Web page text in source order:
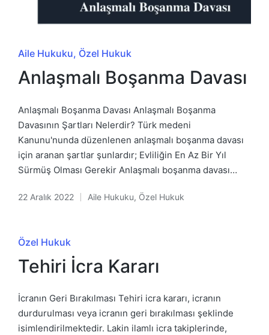
Posted
in
Aile Hukuku Özel Hukuk
Anlaşmalı Boşanma Davası
Anlaşmalı Boşanma Davası Anlaşmalı Boşanma
Davasının Şartları Nelerdir? Türk medeni
Kanunu'nunda düzenlenen anlaşmalı boşanma davası
için aranan şartlar şunlardır; Evliliğin En Az Bir Yıl
Sürmüş Olması Gerekir Anlaşmalı boşanma davası…
22 Aralık 2022
Posted
Aile Hukuku, Özel Hukuk
Posted
in
Özel Hukuk
Tehiri İcra Kararı
İcranın Geri Bırakılması Tehiri icra kararı, icranın
durdurulması veya icranın geri bırakılması şeklinde
isimlendirilmektedir. Lakin ilamlı icra takiplerinde,